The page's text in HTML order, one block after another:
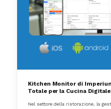
Kitchen Monitor di
Totale per la Cucina Digitale
Nel settore della ristorazione, la